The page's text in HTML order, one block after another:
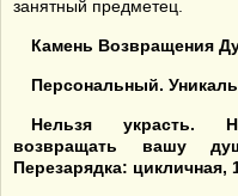
занятный предметец.
Камень Возвращения
Персональный.
Нельзя украсть.
возвращать вашу
Перезарядка: цикличная,